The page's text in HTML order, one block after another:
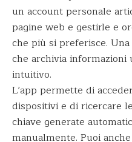
un account personale
pagine web e gestirle e
che più si preferisce.
che archivia
intuitivo.
L’app permette di
dispositivi e di ricercare
chiave generate
manualmente. Puoi